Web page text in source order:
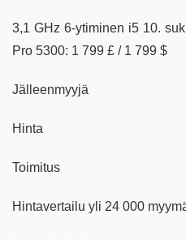
3,1 GHz 6-ytiminen i5 10.
Pro 5300: 1 799 £ / 1 799 $
Jälleenmyyjä
Hinta
Toimitus
Hintavertailu yli 24 000